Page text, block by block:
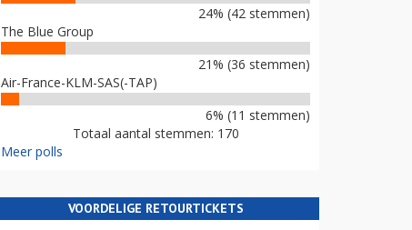
24% (42 stemmen)
The Blue Group
21% (36 stemmen)
Air-France-KLM-SAS(-TAP)
6% (11 stemmen)
Totaal aantal stemmen: 170
Meer polls
VOORDELIGE RETOURTICKETS